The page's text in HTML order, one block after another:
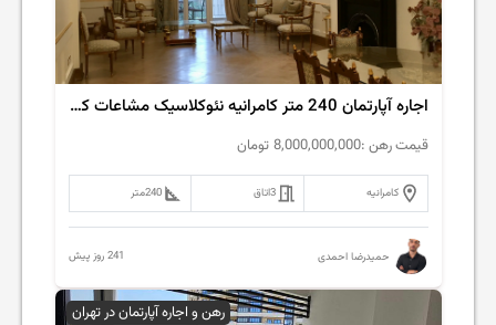
اجاره آپارتمان 240 متر کامرانیه نئوکلاسیک مشاعات کامل
قیمت رهن :8,000,000,000 تومان
کامرانیه 3اتاق 240متر
حمیدرضا احمدی 241 روز پیش
رهن و اجاره آپارتمان در تهران